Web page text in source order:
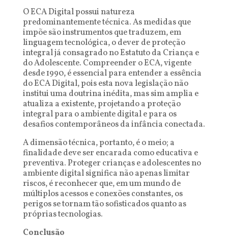
O ECA Digital possui natureza
predominantemente técnica. As medidas que
impõe são instrumentos que traduzem, em
linguagem tecnológica, o dever de proteção
integral já consagrado no Estatuto da Criança e
do Adolescente. Compreender o ECA, vigente
desde 1990, é essencial para entender a essência
do ECA Digital, pois esta nova legislação não
institui uma doutrina inédita, mas sim amplia e
atualiza a existente, projetando a proteção
integral para o ambiente digital e para os
desafios contemporâneos da infância conectada.
A dimensão técnica, portanto, é o meio; a
finalidade deve ser encarada como educativa e
preventiva. Proteger crianças e adolescentes no
ambiente digital significa não apenas limitar
riscos, é reconhecer que, em um mundo de
múltiplos acessos e conexões constantes, os
perigos se tornam tão sofisticados quanto as
próprias tecnologias.
Conclusão